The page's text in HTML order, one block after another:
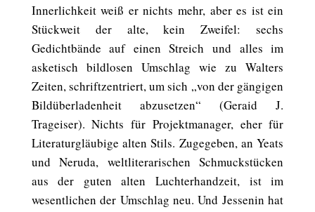
Innerlichkeit weiß er nichts mehr, aber es ist ein
Stückweit der alte, kein Zweifel: sechs
Gedichtbände auf einen Streich und alles im
asketisch bildlosen Umschlag wie zu Walters
Zeiten, schriftzentriert, um sich „von der gängigen
Bildüberladenheit abzusetzen“ (Geraid J.
Trageiser). Nichts für Projektmanager, eher für
Literaturgläubige alten Stils. Zugegeben, an Yeats
und Neruda, weltliterarischen Schmuckstücken
aus der guten alten Luchterhandzeit, ist im
wesentlichen der Umschlag neu. Und Jessenin hat